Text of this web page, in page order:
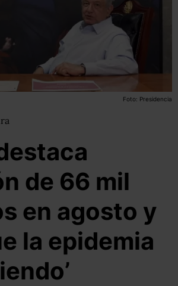
Foto: Presidencia
de 66 mil
en agosto y
la epidemia